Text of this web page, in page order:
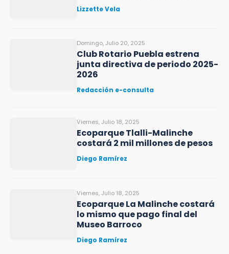
Lizzette Vela
Domingo, Julio 20, 2025
Club Rotario Puebla estrena
junta directiva de periodo 2025-
2026
Redacción e-consulta
Viernes, Julio 18, 2025
Ecoparque Tlalli-Malinche
costará 2 mil millones de pesos
Diego Ramírez
Viernes, Julio 18, 2025
Ecoparque La Malinche costará
lo mismo que pago final del
Museo Barroco
Diego Ramírez